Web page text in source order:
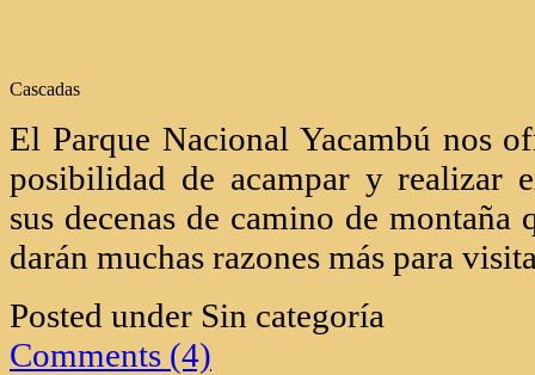
Cascadas
El Parque Nacional Yacambú nos
posibilidad de acampar y realizar
sus decenas de camino de montaña
darán muchas razones más para
Posted under Sin categoría
Comments (4)